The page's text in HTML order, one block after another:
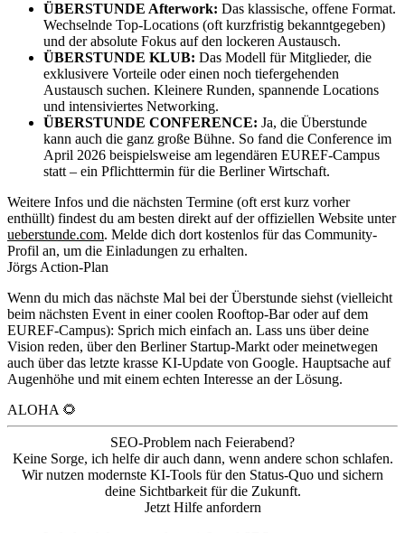
ÜBERSTUNDE Afterwork: Das klassische, offene Format.
Wechselnde Top-Locations (oft kurzfristig bekanntgegeben)
und der absolute Fokus auf den lockeren Austausch.
ÜBERSTUNDE KLUB: Das Modell für Mitglieder, die
exklusivere Vorteile oder einen noch tiefergehenden
Austausch suchen. Kleinere Runden, spannende Locations
und intensiviertes Networking.
ÜBERSTUNDE CONFERENCE: Ja, die Überstunde
kann auch die ganz große Bühne. So fand die Conference im
April 2026 beispielsweise am legendären EUREF-Campus
statt – ein Pflichttermin für die Berliner Wirtschaft.
Weitere Infos und die nächsten Termine (oft erst kurz vorher
enthüllt) findest du am besten direkt auf der offiziellen Website unter
ueberstunde.com. Melde dich dort kostenlos für das Community-
Profil an, um die Einladungen zu erhalten.
Jörgs Action-Plan
Wenn du mich das nächste Mal bei der Überstunde siehst (vielleicht
beim nächsten Event in einer coolen Rooftop-Bar oder auf dem
EUREF-Campus): Sprich mich einfach an. Lass uns über deine
Vision reden, über den Berliner Startup-Markt oder meinetwegen
auch über das letzte krasse KI-Update von Google. Hauptsache auf
Augenhöhe und mit einem echten Interesse an der Lösung.
ALOHA 🌻
SEO-Problem nach Feierabend?
Keine Sorge, ich helfe dir auch dann, wenn andere schon schlafen.
Wir nutzen modernste KI-Tools für den Status-Quo und sichern
deine Sichtbarkeit für die Zukunft.
Jetzt Hilfe anfordern